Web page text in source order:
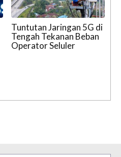
Tuntutan Jaringan 5G di
Tengah Tekanan Beban
Operator Seluler